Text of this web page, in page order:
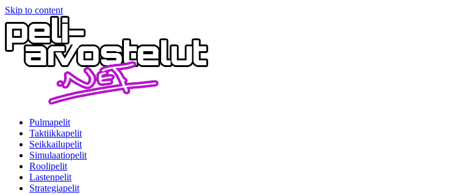
Skip to content
Pulmapelit
Taktiikkapelit
Seikkailupelit
Simulaatiopelit
Roolipelit
Lastenpelit
Strategiapelit